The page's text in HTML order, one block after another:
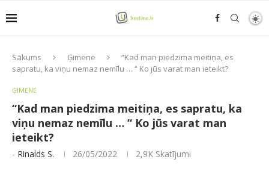
Sākums Ģimene
“Kad man piedzima meitiņa, es
sapratu, ka viņu nemaz nemīlu … “ Ko jūs varat man ieteikt?
ĢIMENE
“Kad man piedzima meitiņa, es sapratu, ka
viņu nemaz nemīlu … “ Ko jūs varat man
ieteikt?
- Rinalds S. 26/05/2022 2,9K Skatījumi